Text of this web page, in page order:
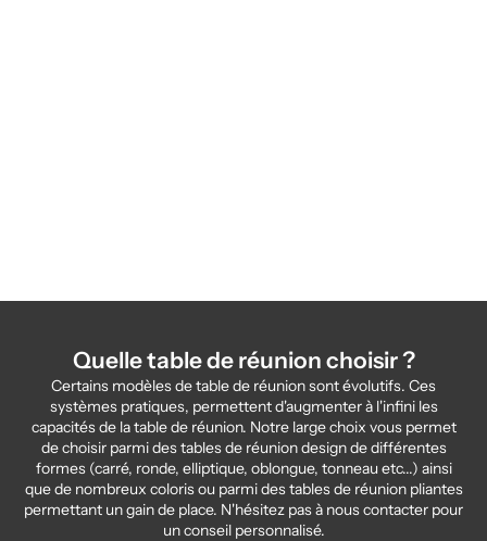
Quelle table de réunion choisir ?
Certains modèles de table de réunion sont évolutifs. Ces
systèmes pratiques, permettent d'augmenter à l'infini les
capacités de la table de réunion. Notre large choix vous permet
de choisir parmi des tables de réunion design de différentes
formes (carré, ronde, elliptique, oblongue, tonneau etc...) ainsi
que de nombreux coloris ou parmi des tables de réunion pliantes
permettant un gain de place. N'hésitez pas à nous contacter pour
un conseil personnalisé.